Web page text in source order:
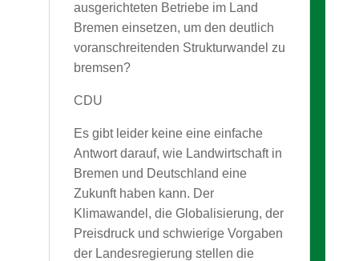
ausgerichteten Betriebe im Land
Bremen einsetzen, um den deutlich
voranschreitenden Strukturwandel zu
bremsen?
CDU
Es gibt leider keine eine einfache
Antwort darauf, wie Landwirtschaft in
Bremen und Deutschland eine
Zukunft haben kann. Der
Klimawandel, die Globalisierung, der
Preisdruck und schwierige Vorgaben
der Landesregierung stellen die